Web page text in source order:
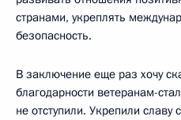
странами, укреплять
безопасность.
В заключение еще раз хочу
благодарности ветеранам-
не отступили. Укрепили славу